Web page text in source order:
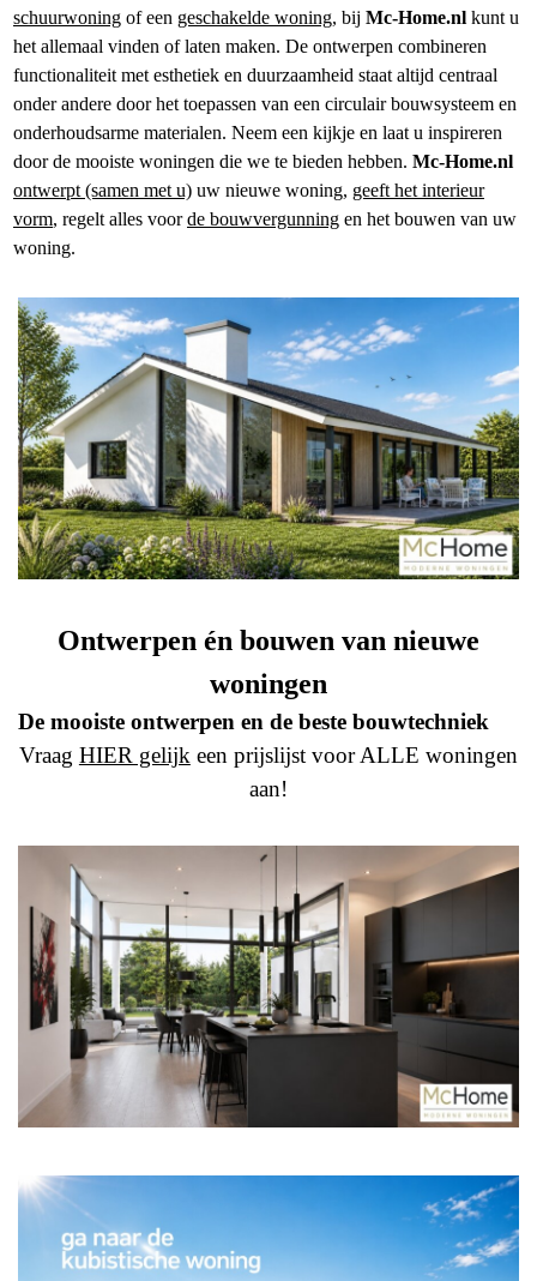
schuurwoning of een geschakelde woning, bij Mc-Home.nl kunt u
het allemaal vinden of laten maken. De ontwerpen combineren
functionaliteit met esthetiek en duurzaamheid staat altijd centraal
onder andere door het toepassen van een circulair bouwsysteem en
onderhoudsarme materialen. Neem een kijkje en laat u inspireren
door de mooiste woningen die we te bieden hebben. Mc-Home.nl
ontwerpt (samen met u) uw nieuwe woning, geeft het interieur
vorm, regelt alles voorde bouwvergunning en het bouwen van uw
woning.
Ontwerpen én bouwen van nieuwe
woningen
De mooiste ontwerpen en de beste bouwtechniek
Vraag HIER gelijk een prijslijst voor ALLE woningen
aan!